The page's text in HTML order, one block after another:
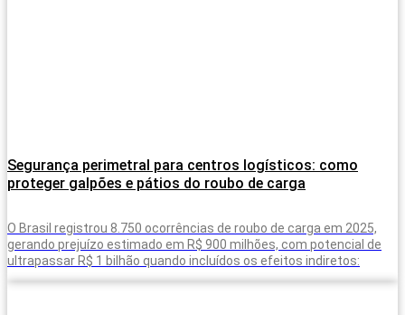
Segurança perimetral para centros logísticos: como
proteger galpões e pátios do roubo de carga
O Brasil registrou 8.750 ocorrências de roubo de carga em 2025,
gerando prejuízo estimado em R$ 900 milhões, com potencial de
ultrapassar R$ 1 bilhão quando incluídos os efeitos indiretos: